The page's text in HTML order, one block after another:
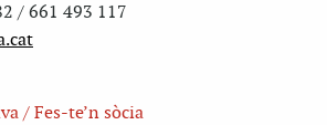
/ 661 493 117
/ Fes-te’n sòcia